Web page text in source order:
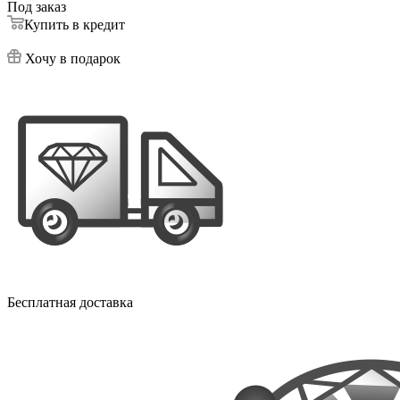
Под заказ
Купить в кредит
Хочу в подарок
Бесплатная доставка